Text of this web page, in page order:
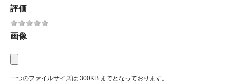
評価
画像
一つのファイルサイズは 300KB までとなっております。